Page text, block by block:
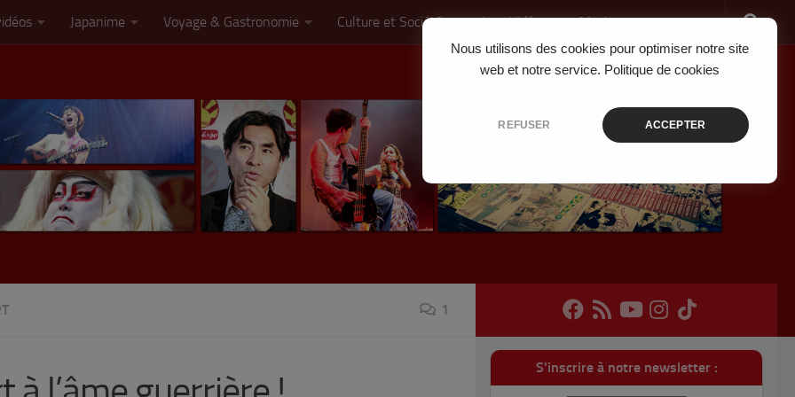
Nous utilisons des cookies pour optimiser notre site
web et notre service. Politique de cookies
REFUSER ACCEPTER
Japanime Voyage & Gastronomie Culture et Société Jeux Vidéo Musique
1
S'inscrire à notre newsletter :